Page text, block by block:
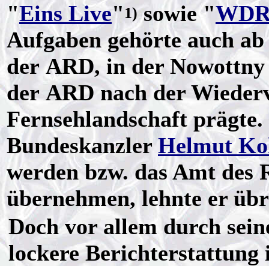
"Eins Live" 1)sowie "
Aufgaben gehörte auch
der ARD, in der
der ARD nach der
Fernsehlandschaft
BundeskanzlerHelmut
werden bzw. das Amt des
übernehmen, lehnte er
Doch vor allem durch
lockere Berichterstattung